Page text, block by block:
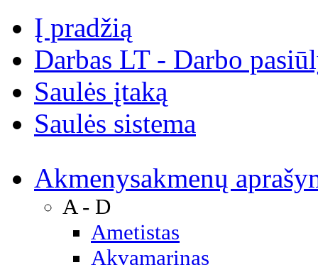
Į pradžią
Darbas LT - Darbo
Saulės įtaką
Saulės sistema
Akmenysakmenų
A - D
Ametistas
Akvamarinas